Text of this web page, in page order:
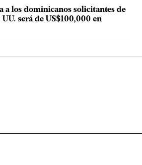
a los dominicanos solicitantes de
será de US$100,000 en